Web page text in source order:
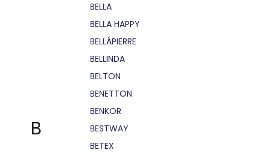
B
BELLA
BELLA HAPPY
BELLÁPIERRE
BELLINDA
BELTON
BENETTON
BENKOR
BESTWAY
BETEX